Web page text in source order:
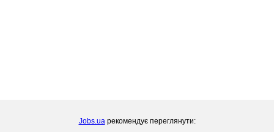
Jobs.uaрекомендує переглянути: